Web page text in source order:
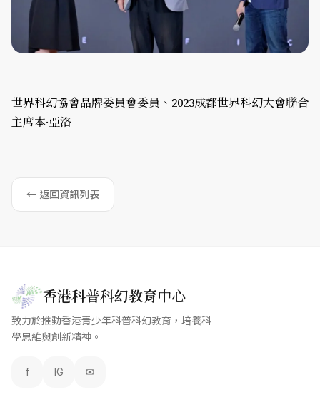
世界科幻協會品牌委員會委員、2023成都世界科幻大會聯合
主席本·亞洛
← 返回資訊列表
香港科普科幻教育中心
致力於推動香港青少年科普科幻教育，培養科
學思維與創新精神。
f IG ✉